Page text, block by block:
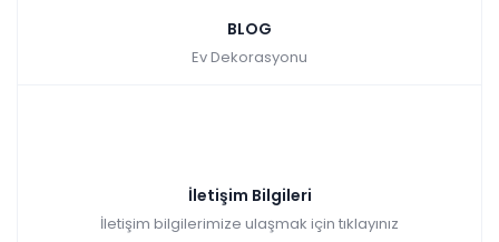
BLOG
Ev Dekorasyonu
İletişim Bilgileri
İletişim bilgilerimize ulaşmak için tıklayınız